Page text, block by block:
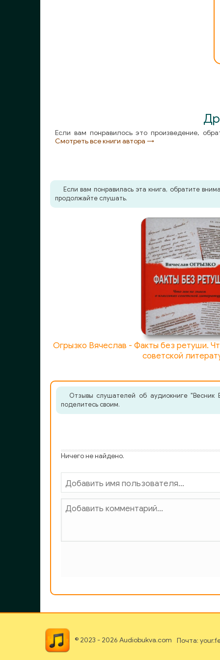
Если вам понравилось это произведение,
Смотреть все книги автора →
Если вам понравилась эта книга, обратите
продолжайте слушать.
Огрызко Вячеслав - Факты без ретуши.
советской
Отзывы слушателей об аудиокниге "Весник
поделитесь своим.
Ничего не найдено.
© 2023 - 2026 Audiobukva.com Почта: